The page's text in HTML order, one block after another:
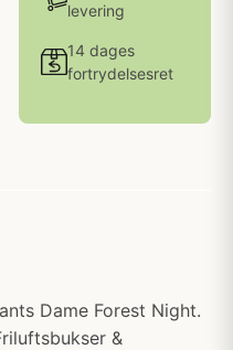
levering
14 dages
fortrydelsesret
Dame Forest Night.
&